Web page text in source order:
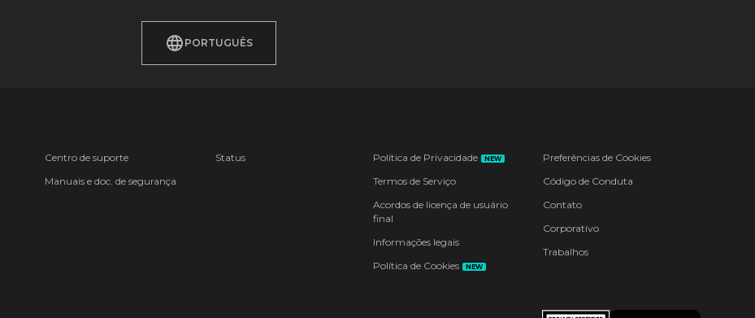
PORTUGUÊS
Centro de suporte
Manuais e doc. de segurança
Status Política de Privacidade NEW
Termos de Serviço
Acordos de licença de usuário
final
Informações legais
Política de Cookies
NEW
Preferências de Cookies
Código de Conduta
Contato
Corporativo
Trabalhos